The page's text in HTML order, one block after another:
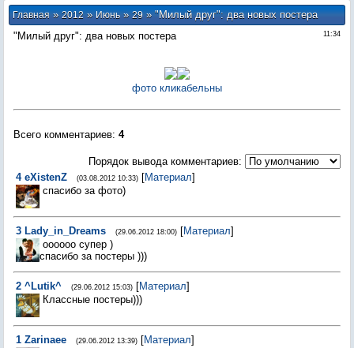
Главная»2012 » Июнь » 29» "Милый друг": два новых постера
11:34
"Милый друг": два новых постера
фото кликабельны
Всего комментариев: 4
Порядок вывода комментариев:
4 eXistеnZ (03.08.2012 10:33) [Материал]
спасибо за фото)
3 Lady_in_Dreams (29.06.2012 18:00) [Материал]
оооооо супер )
спасибо за постеры )))
2 ^Lutik^ (29.06.2012 15:03) [Материал]
Классные постеры)))
1 Zarinaee (29.06.2012 13:39) [Материал]